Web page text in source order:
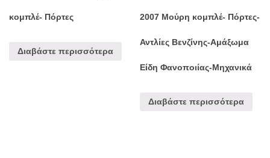
κομπλέ- Πόρτες
Διαβάστε περισσότερα
2007 Μούρη κομπλέ- Πόρτες-
Αντλίες Βενζίνης-Αμάξωμα
Είδη Φανοποιίας-Μηχανικά
Διαβάστε περισσότερα